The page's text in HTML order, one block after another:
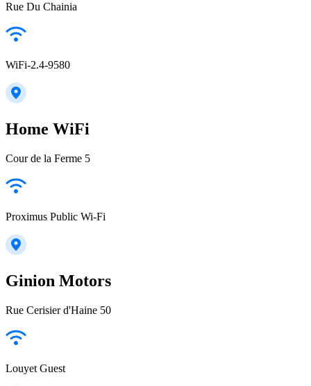
Rue Du Chainia
WiFi-2.4-9580
Home WiFi
Cour de la Ferme 5
Proximus Public Wi-Fi
Ginion Motors
Rue Cerisier d'Haine 50
Louyet Guest